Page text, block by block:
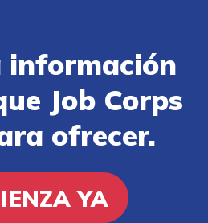
información
Job Corps
ofrecer.
YA